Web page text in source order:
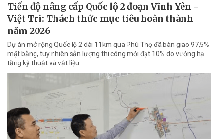
Tiến độ nâng cấp Quốc lộ 2 đoạn Vĩnh Yên -
Việt Trì: Thách thức mục tiêu hoàn thành
năm 2026
Dự án mở rộng Quốc lộ 2 dài 11km qua Phú Thọ đã bàn giao 97,5%
mặt bằng, tuy nhiên sản lượng thi công mới đạt 10% do vướng hạ
tầng kỹ thuật và vật liệu.